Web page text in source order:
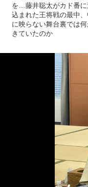
を…藤井聡太がカド番
込まれた王将戦の最中
に映らない舞台裏では
きていたのか